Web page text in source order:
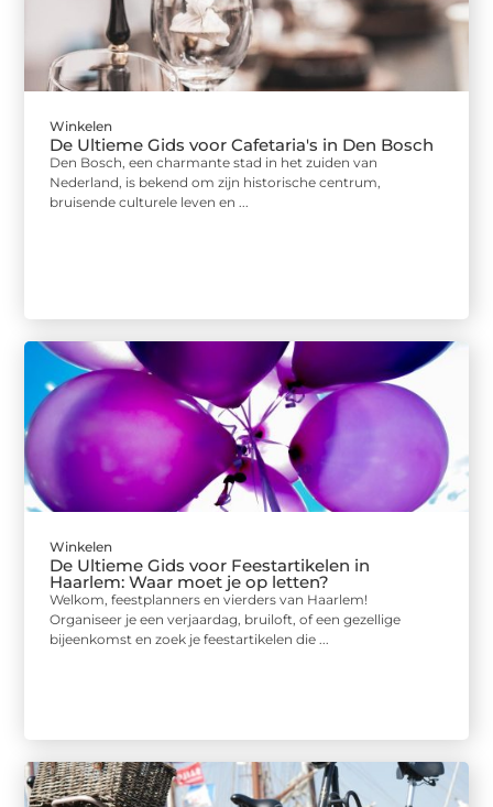
Winkelen
De Ultieme Gids voor Cafetaria's in Den Bosch
Den Bosch, een charmante stad in het zuiden van
Nederland, is bekend om zijn historische centrum,
bruisende culturele leven en ...
Winkelen
De Ultieme Gids voor Feestartikelen in
Haarlem: Waar moet je op letten?
Welkom, feestplanners en vierders van Haarlem!
Organiseer je een verjaardag, bruiloft, of een gezellige
bijeenkomst en zoek je feestartikelen die ...